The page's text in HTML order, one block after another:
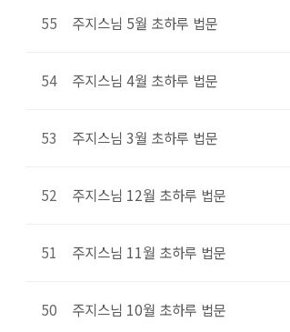
55 주지스님 5월 초하루 법문
54 주지스님 4월 초하루 법문
53 주지스님 3월 초하루 법문
52 주지스님 12월 초하루 법문
51 주지스님 11월 초하루 법문
50 주지스님 10월 초하루 법문